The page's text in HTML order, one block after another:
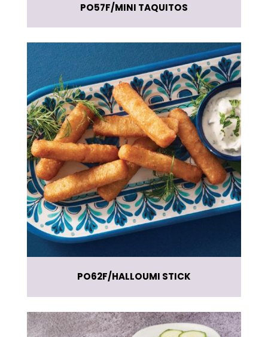
PO57F MINI TAQUITOS
PO62F HALLOUMI STICK